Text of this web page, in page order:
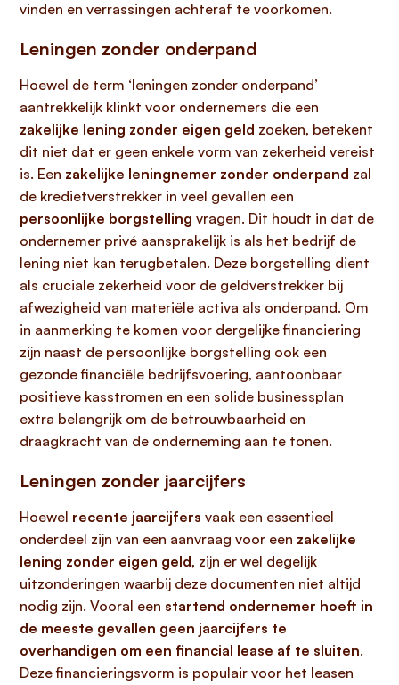
vinden en verrassingen achteraf te voorkomen.
Leningen zonder onderpand
Hoewel de term ‘leningen zonder onderpand’
aantrekkelijk klinkt voor ondernemers die een
zakelijke lening zonder eigen geld zoeken, betekent
dit niet dat er geen enkele vorm van zekerheid vereist
is. Een zakelijke leningnemer zonder onderpand zal
de kredietverstrekker in veel gevallen een
persoonlijke borgstelling vragen. Dit houdt in dat de
ondernemer privé aansprakelijk is als het bedrijf de
lening niet kan terugbetalen. Deze borgstelling dient
als cruciale zekerheid voor de geldverstrekker bij
afwezigheid van materiële activa als onderpand. Om
in aanmerking te komen voor dergelijke financiering
zijn naast de persoonlijke borgstelling ook een
gezonde financiële bedrijfsvoering, aantoonbaar
positieve kasstromen en een solide businessplan
extra belangrijk om de betrouwbaarheid en
draagkracht van de onderneming aan te tonen.
Leningen zonder jaarcijfers
Hoewel recente jaarcijfers vaak een essentieel
onderdeel zijn van een aanvraag voor een zakelijke
lening zonder eigen geld, zijn er wel degelijk
uitzonderingen waarbij deze documenten niet altijd
nodig zijn. Vooral een startend ondernemer hoeft in
de meeste gevallen geen jaarcijfers te
overhandigen om een financial lease af te sluiten.
Deze financieringsvorm is populair voor het leasen